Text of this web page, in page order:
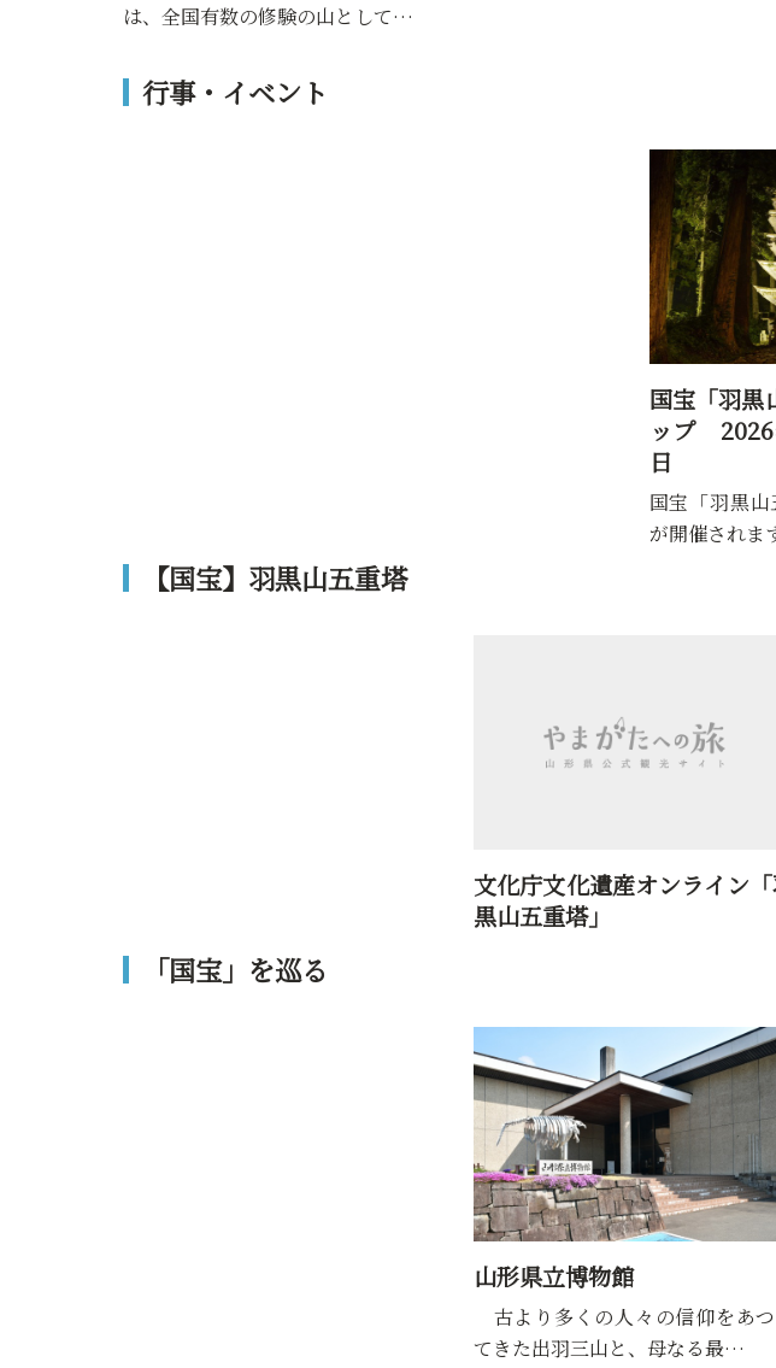
は、全国有数の修験の山として…
行事・イベント
国宝「羽黒
ップ 2026
日
国宝「羽黒
が開催されま
【国宝】羽黒山五重塔
文化庁文化遺産オンライン
黒山五重塔」
「国宝」を巡る
山形県立博物館
古より多くの人々の信仰をあ
てきた出羽三山と、母なる最…